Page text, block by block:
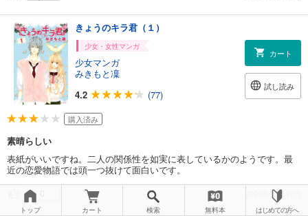
きょうのキラ君（１）
少女・女性マンガ
少女マンガ
みきもと凜
4.2
(77)
カート
試し読み
購入済み
素晴らしい
表紙がいいですね。二人の関係性を如実に表しているかのようです。最
近の恋愛物語では頭一つ抜けて面白いです。
2020年07月17日
トップ カート 検索 無料本 はじめての方へ